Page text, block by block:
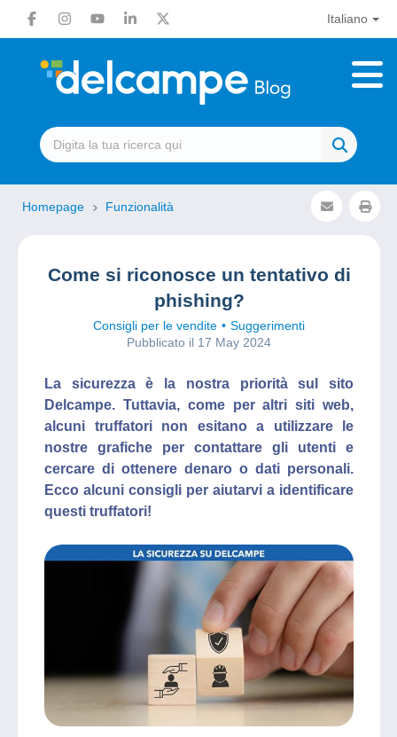
Italiano
Homepage Funzionalità
Come si riconosce un tentativo di
phishing?
Consigli per le vendite
Suggerimenti
Pubblicato il 17 May 2024
La sicurezza è la nostra priorità sul sito
Delcampe. Tuttavia, come per altri siti web,
alcuni truffatori non esitano a utilizzare le
nostre grafiche per contattare gli utenti e
cercare di ottenere denaro o dati personali.
Ecco alcuni consigli per aiutarvi a identificare
questi truffatori!